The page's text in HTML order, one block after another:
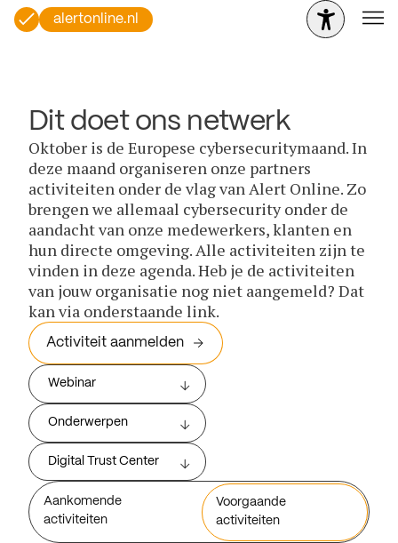
alertonline.nl
Dit doet ons netwerk
Oktober is de Europese cybersecuritymaand. In
deze maand organiseren onze partners
activiteiten onder de vlag van Alert Online. Zo
brengen we allemaal cybersecurity onder de
aandacht van onze medewerkers, klanten en
hun directe omgeving. Alle activiteiten zijn te
vinden in deze agenda. Heb je de activiteiten
van jouw organisatie nog niet aangemeld? Dat
kan via onderstaande link.
Activiteit aanmelden
Webinar
Onderwerpen
Digital Trust Center
Aankomende
activiteiten
Voorgaande
activiteiten